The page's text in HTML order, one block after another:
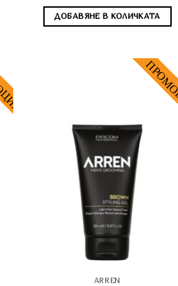
was:
12,78€.
цена
е:
ДОБАВЯНЕ В КОЛИЧКАТА
ARREN